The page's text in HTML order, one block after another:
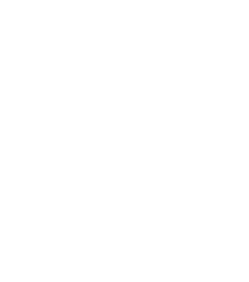
Друг, тогда
и хвала!